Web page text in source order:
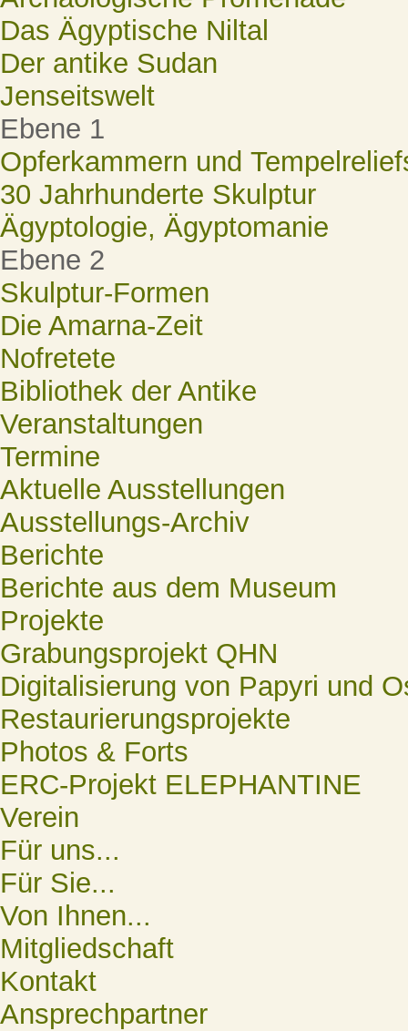
Das Ägyptische Niltal
Der antike Sudan
Jenseitswelt
Ebene 1
Opferkammern und
30 Jahrhunderte Skulptur
Ägyptologie, Ägyptomanie
Ebene 2
Skulptur-Formen
Die Amarna-Zeit
Nofretete
Bibliothek der Antike
Veranstaltungen
Termine
Aktuelle Ausstellungen
Ausstellungs-Archiv
Berichte
Berichte aus dem Museum
Projekte
Grabungsprojekt QHN
Digitalisierung von Papyri und
Restaurierungsprojekte
Photos & Forts
ERC-Projekt ELEPHANTINE
Verein
Für uns...
Für Sie...
Von Ihnen...
Mitgliedschaft
Kontakt
Ansprechpartner